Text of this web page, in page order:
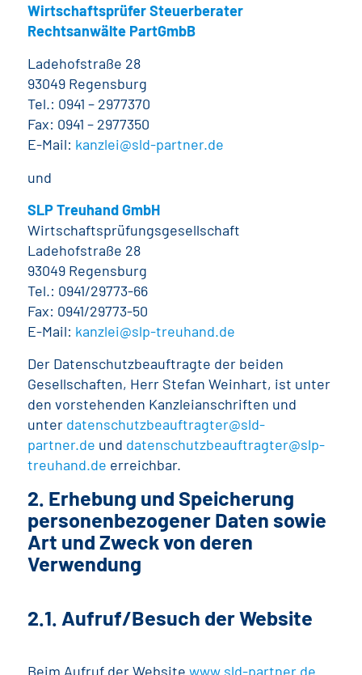
Wirtschaftsprüfer Steuerberater
Rechtsanwälte PartGmbB
Ladehofstraße 28
93049 Regensburg
Tel.: 0941 – 2977370
Fax: 0941 – 2977350
E-Mail: kanzlei@sld-partner.de
und
SLP Treuhand GmbH
Wirtschaftsprüfungsgesellschaft
Ladehofstraße 28
93049 Regensburg
Tel.: 0941/29773-66
Fax: 0941/29773-50
E-Mail: kanzlei@slp-treuhand.de
Der Datenschutzbeauftragte der beiden
Gesellschaften, Herr Stefan Weinhart, ist unter
den vorstehenden Kanzleianschriften und
unter datenschutzbeauftragter@sld-
partner.de und datenschutzbeauftragter@slp-
treuhand.de erreichbar.
2. Erhebung und Speicherung
personenbezogener Daten sowie
Art und Zweck von deren
Verwendung
2.1. Aufruf/Besuch der Website
Beim Aufruf der Website www.sld-partner.de